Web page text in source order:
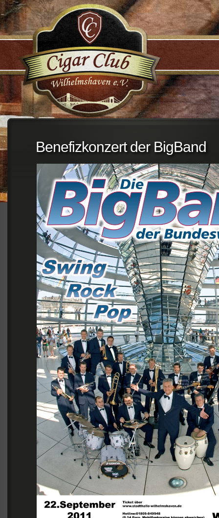
;
Benefizkonzert der BigBand